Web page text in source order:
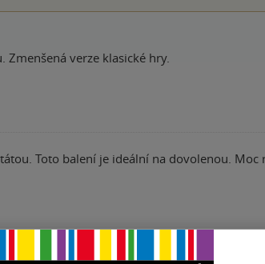
Zmenšená verze klasické hry.
Toto balení je ideální na dovolenou. Moc